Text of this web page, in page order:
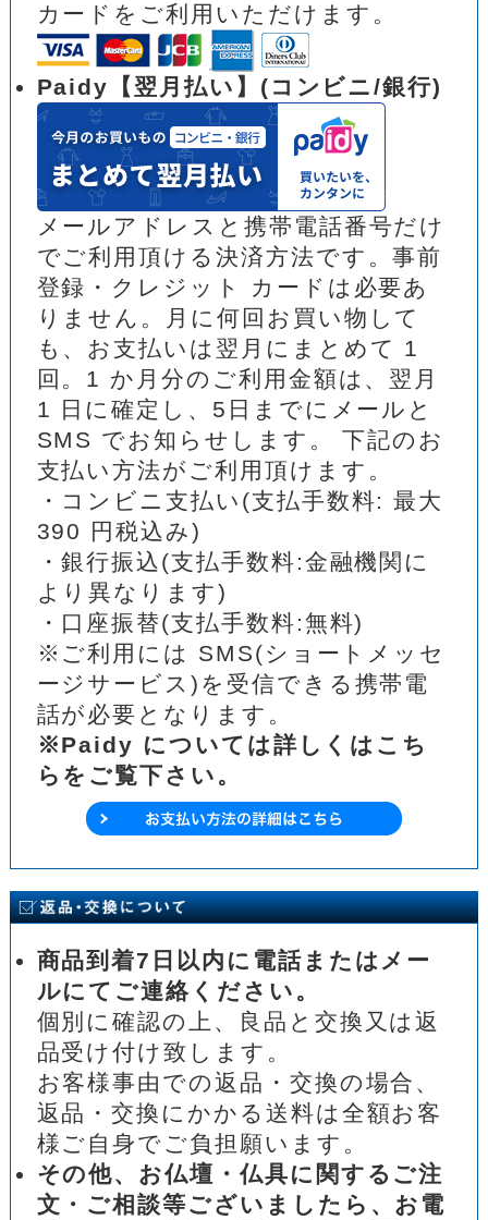
カードをご利用いただけます。
Paidy【翌月払い】(コンビニ/銀行)
メールアドレスと携帯電話番号だけ
でご利用頂ける決済方法です。事前
登録・クレジット カードは必要あ
りません。月に何回お買い物して
も、お支払いは翌月にまとめて 1
回。1 か月分のご利用金額は、翌月
1 日に確定し、5日までにメールと
SMS でお知らせします。 下記のお
支払い方法がご利用頂けます。
・コンビニ支払い(支払手数料: 最大
390 円税込み)
・銀行振込(支払手数料:金融機関に
より異なります)
・口座振替(支払手数料:無料)
※ご利用には SMS(ショートメッセ
ージサービス)を受信できる携帯電
話が必要となります。
※Paidy については詳しくはこち
らをご覧下さい。
商品到着7日以内に電話またはメー
ルにてご連絡ください。
個別に確認の上、良品と交換又は返
品受け付け致します。
お客様事由での返品・交換の場合、
返品・交換にかかる送料は全額お客
様ご自身でご負担願います。
その他、お仏壇・仏具に関するご注
文・ご相談等ございましたら、お電